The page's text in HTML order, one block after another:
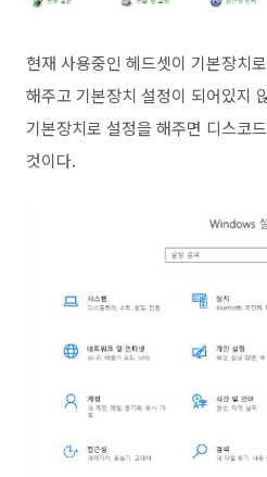
현재 사용중인 헤드셋이 기본장치
해주고 기본장치 설정이 되어있지
기본장치로 설정을 해주면 디스코
것이다.